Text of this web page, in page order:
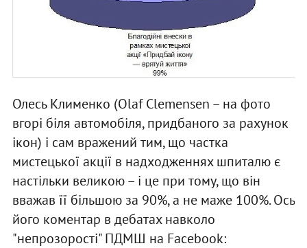
Олесь Клименко (Olaf Clemensen – на фото
вгорі біля автомобіля, придбаного за рахунок
ікон) і сам вражений тим, що частка
мистецької акції в надходженнях шпиталю є
настільки великою – і це при тому, що він
вважав її більшою за 90%, а не маже 100%. Ось
його коментар в дебатах навколо
"непрозорості" ПДМШ на Facebook: